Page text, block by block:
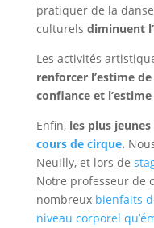
pratiquer de la
culturels diminuent
Les activités
renforcer l’estime
confiance et
Enfin, les plus
cours de cirque.
Neuilly, et lors de
Notre professeur de
nombreux bienfaits
niveau corporel